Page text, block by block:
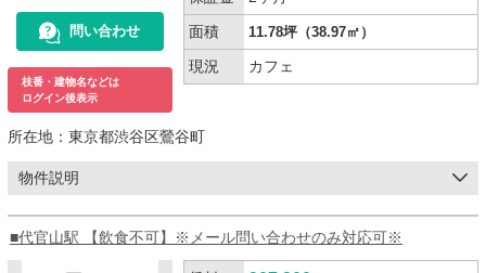
問い合わせ
枝番・建物名などは
ログイン後表示
面積
11.78坪（38.97㎡）
現況 カフェ
所在地： 東京都渋谷区鶯谷町
物件説明
■代官山駅 【飲食不可】※メール問い合わせのみ対応可※